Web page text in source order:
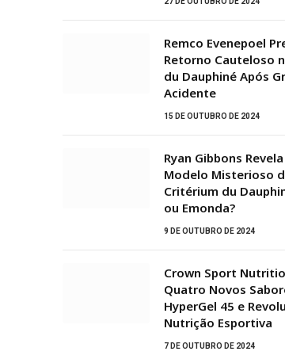
Remco Evenepoel
Retorno Cauteloso
du Dauphiné Após
Acidente
15 DE OUTUBRO DE 2024
Ryan Gibbons
Modelo Misterioso
Critérium du
ou Emonda?
9 DE OUTUBRO DE 2024
Crown Sport
Quatro Novos
HyperGel 45 e
Nutrição Esportiva
7 DE OUTUBRO DE 2024